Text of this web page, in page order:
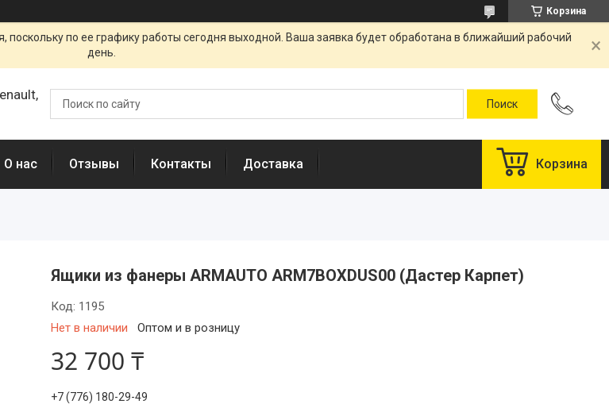
Корзина
по ее графику работы сегодня выходной. Ваша заявка будет обработана в ближайший рабочий
день.
О нас Отзывы Контакты Доставка Корзина
Ящики из фанеры ARMAUTO ARM7BOXDUS00 (Дастер Карпет)
Нет в наличии Оптом и в розницу
Код: 1195
32 700 ₸
+7 (776) 180-29-49